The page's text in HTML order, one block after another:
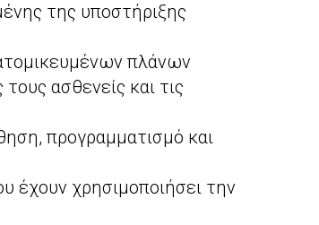
της υποστήριξης
πλάνων
ασθενείς και τις
προγραμματισμό και
έχουν χρησιμοποιήσει την